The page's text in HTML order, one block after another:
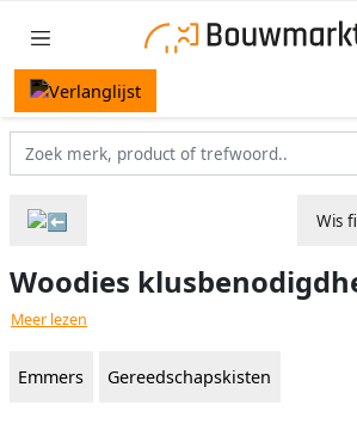
Wis
Woodies
Meer lezen
Emmers Gereedschapskisten